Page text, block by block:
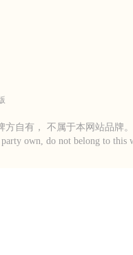
自有， 不属于本网站品牌。
own, do not belong to this